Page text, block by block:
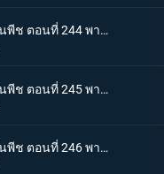
One piece วันพีช ตอนที่ 244 พากย์ไทย สายสัมพันธ์ที่ซ่อนเร้น! ของไอซ์เบิร์กกับแฟรงกี้ !!
One piece วันพีช ตอนที่ 245 พากย์ไทย กลับมาเถอะโรบิ้น! ประจันหน้ากับ CP9
One piece วันพีช ตอนที่ 246 พากย์ไทย กลุ่มโจรสลัดหมวกฟางพินาศสิ้น ความน่าสะพรึงกลัวของมนุษย์เสือดาว